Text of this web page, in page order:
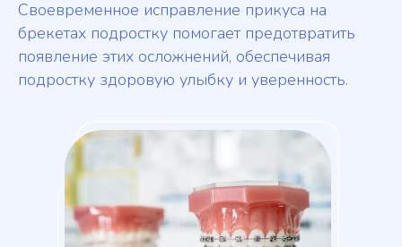
Своевременное исправление прикуса на
брекетах подростку помогает предотвратить
появление этих осложнений, обеспечивая
подростку здоровую улыбку и уверенность.